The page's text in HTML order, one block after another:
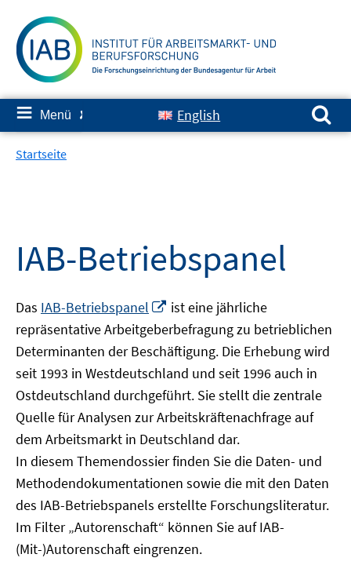
zum
Inhalt
≡ Menü ✘ English
Suchen nach:
Startseite
IAB-Betriebspanel
Das IAB-Betriebspanel
In
neuem
Fenster
öffnen
ist eine jährliche
repräsentative Arbeitgeberbefragung zu betrieblichen
Determinanten der Beschäftigung. Die Erhebung wird
seit 1993 in Westdeutschland und seit 1996 auch in
Ostdeutschland durchgeführt. Sie stellt die zentrale
Quelle für Analysen zur Arbeitskräftenachfrage auf
dem Arbeitsmarkt in Deutschland dar.
In diesem Themendossier finden Sie die Daten- und
Methodendokumentationen sowie die mit den Daten
des IAB-Betriebspanels erstellte Forschungsliteratur.
Im Filter „Autorenschaft“ können Sie auf IAB-
(Mit-)Autorenschaft eingrenzen.